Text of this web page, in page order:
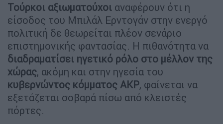
Τούρκοι αξιωματούχοι αναφέρουν ότι η
είσοδος του Μπιλάλ Ερντογάν στην ενεργό
πολιτική δε θεωρείται πλέον σενάριο
επιστημονικής φαντασίας. Η πιθανότητα να
διαδραματίσει ηγετικό ρόλο στο μέλλον της
χώρας, ακόμη και στην ηγεσία του
κυβερνώντος κόμματος AKP, φαίνεται να
εξετάζεται σοβαρά πίσω από κλειστές
πόρτες.